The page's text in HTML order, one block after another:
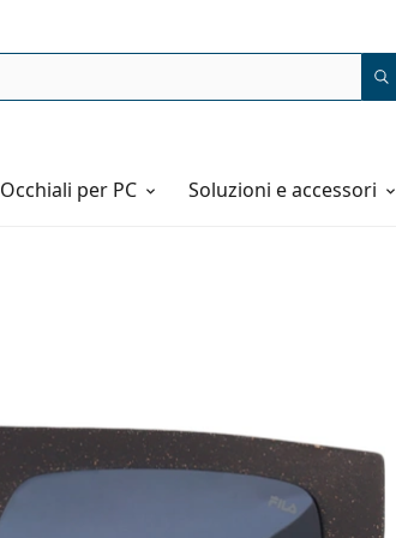
Occhiali per PC Soluzioni e accessori